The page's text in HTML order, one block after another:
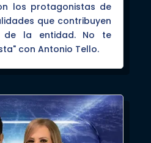
los protagonistas de
que contribuyen
de la entidad. No te
con Antonio Tello.